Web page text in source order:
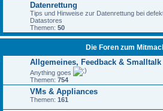
Datenrettung
Tips und Hinweise zur Datenrettung bei
Datastores
Themen: 50
Die Foren zum
Allgemeines, Feedback & Smalltalk
Anything goes
Themen: 754
VMs & Appliances
Themen: 161